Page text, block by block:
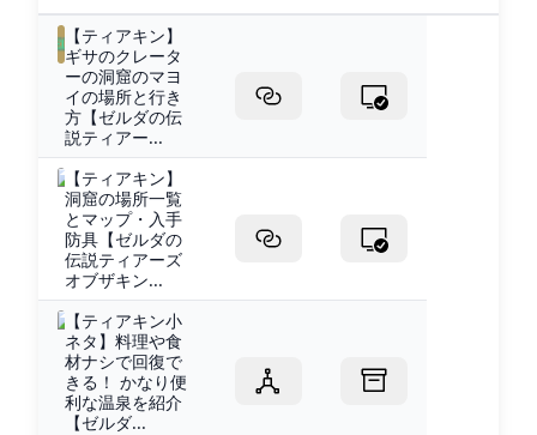
【ティアキン】
ギサのクレータ
ーの洞窟のマヨ
イの場所と行き
方【ゼルダの伝
説ティアー...
【ティアキン】
洞窟の場所一覧
とマップ・入手
防具【ゼルダの
伝説ティアーズ
オブザキン...
【ティアキン小
ネタ】料理や食
材ナシで回復で
きる！ かなり便
利な温泉を紹介
【ゼルダ...